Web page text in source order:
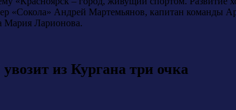
«Сокола» Андрей Мартемьянов, капитан команды
Мария Ларионова.
из Кургана три очка